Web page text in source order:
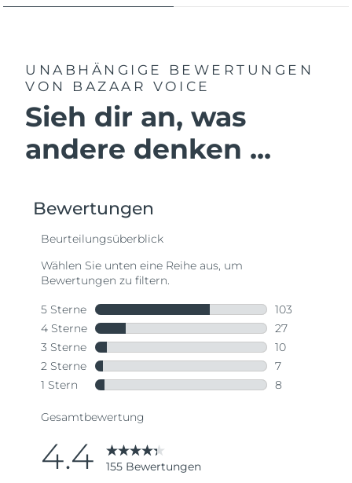
UNABHÄNGIGE BEWERTUNGEN
VON BAZAAR VOICE
Sieh dir an, was
andere denken ...